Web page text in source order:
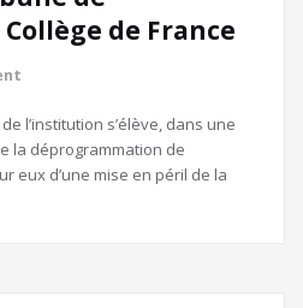
de France
l’institution s’élève, dans une
la déprogrammation de
eux d’une mise en péril de la